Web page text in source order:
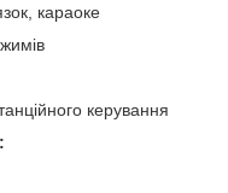
караоке
керування